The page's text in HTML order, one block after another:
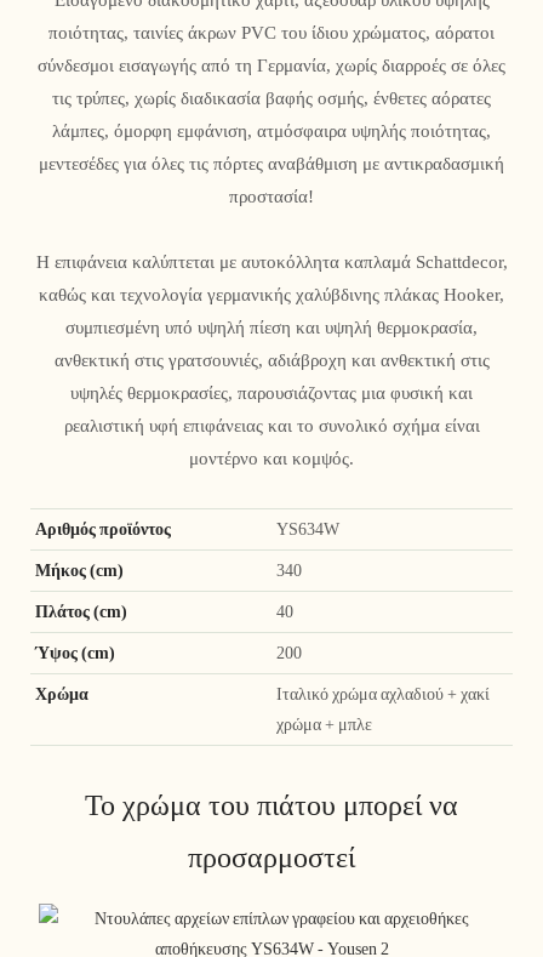
ποιότητας, ταινίες άκρων PVC του ίδιου χρώματος, αόρατοι
σύνδεσμοι εισαγωγής από τη Γερμανία, χωρίς διαρροές σε όλες
τις τρύπες, χωρίς διαδικασία βαφής οσμής, ένθετες αόρατες
λάμπες, όμορφη εμφάνιση, ατμόσφαιρα υψηλής ποιότητας,
μεντεσέδες για όλες τις πόρτες αναβάθμιση με αντικραδασμική
προστασία!
Η επιφάνεια καλύπτεται με αυτοκόλλητα καπλαμά Schattdecor,
καθώς και τεχνολογία γερμανικής χαλύβδινης πλάκας Hooker,
συμπιεσμένη υπό υψηλή πίεση και υψηλή θερμοκρασία,
ανθεκτική στις γρατσουνιές, αδιάβροχη και ανθεκτική στις
υψηλές θερμοκρασίες, παρουσιάζοντας μια φυσική και
ρεαλιστική υφή επιφάνειας και το συνολικό σχήμα είναι
μοντέρνο και κομψός.
Αριθμός προϊόντος YS634W
Μήκος (cm) 340
Πλάτος (cm) 40
Ύψος (cm) 200
Χρώμα
Ιταλικό χρώμα αχλαδιού + χακί
χρώμα + μπλε
Το χρώμα του πιάτου μπορεί να
προσαρμοστεί